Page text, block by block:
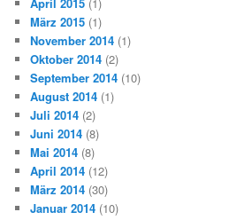
März 2015 (1)
November 2014 (1)
Oktober 2014 (2)
September 2014 (10)
August 2014 (1)
Juli 2014 (2)
Juni 2014 (8)
Mai 2014 (8)
April 2014 (12)
März 2014 (30)
Januar 2014 (10)